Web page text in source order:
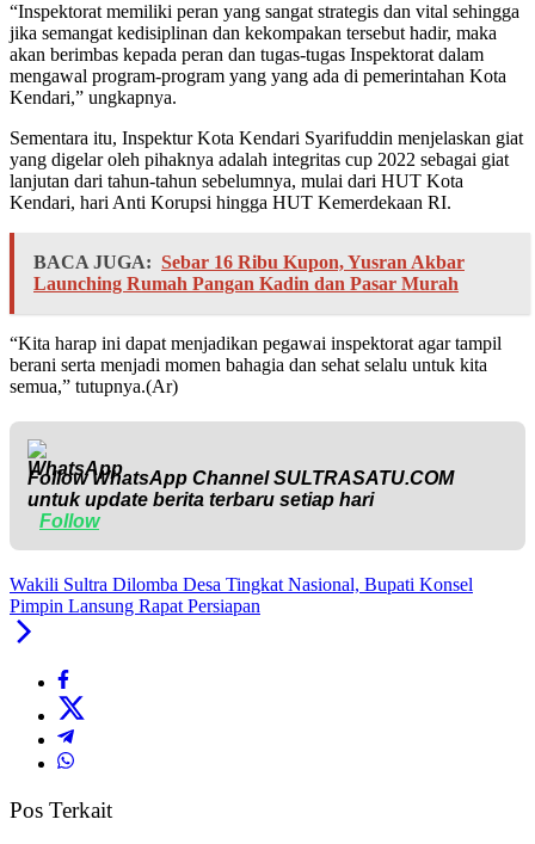
“Inspektorat memiliki peran yang sangat strategis dan vital sehingga
jika semangat kedisiplinan dan kekompakan tersebut hadir, maka
akan berimbas kepada peran dan tugas-tugas Inspektorat dalam
mengawal program-program yang yang ada di pemerintahan Kota
Kendari,” ungkapnya.
Sementara itu, Inspektur Kota Kendari Syarifuddin menjelaskan giat
yang digelar oleh pihaknya adalah integritas cup 2022 sebagai giat
lanjutan dari tahun-tahun sebelumnya, mulai dari HUT Kota
Kendari, hari Anti Korupsi hingga HUT Kemerdekaan RI.
BACA JUGA: Sebar 16 Ribu Kupon, Yusran Akbar
Launching Rumah Pangan Kadin dan Pasar Murah
“Kita harap ini dapat menjadikan pegawai inspektorat agar tampil
berani serta menjadi momen bahagia dan sehat selalu untuk kita
semua,” tutupnya.(Ar)
Follow WhatsApp ChannelSULTRASATU.COM
untuk update berita terbaru setiap hari
Follow
Wakili Sultra Dilomba Desa Tingkat Nasional, Bupati Konsel
Pimpin Lansung Rapat Persiapan
Pos Terkait